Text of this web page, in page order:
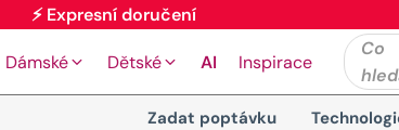
Dámské Dětské AI Inspirace
Co
Zadat poptávku